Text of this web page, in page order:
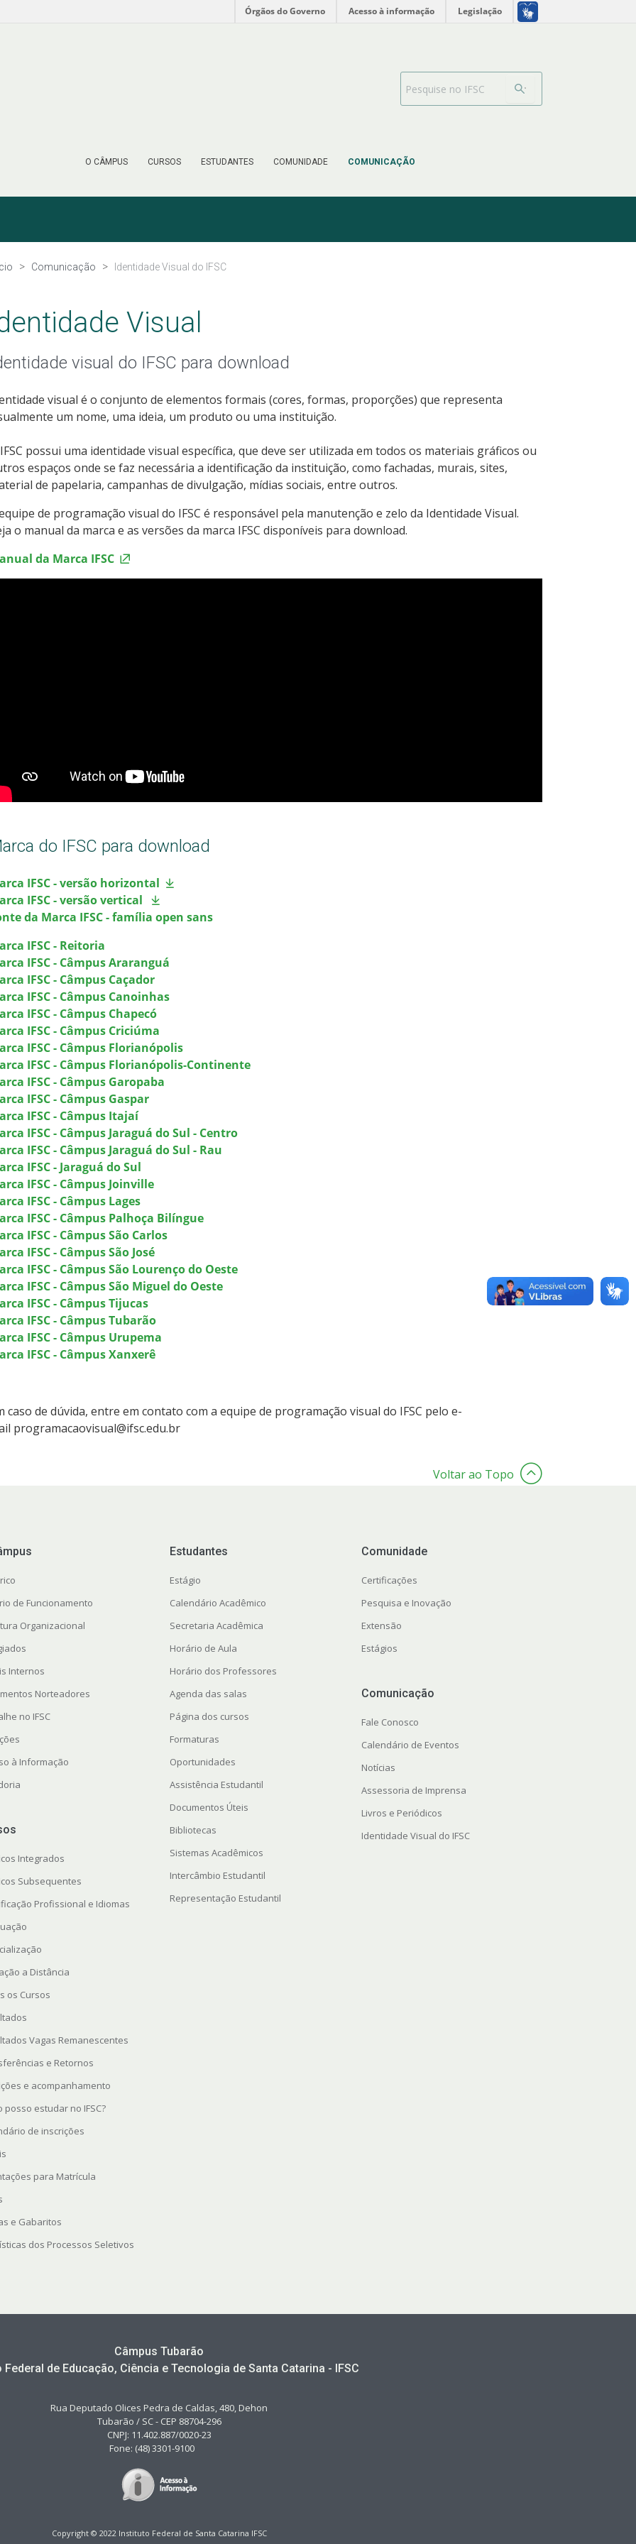
Órgãos do Governo Acesso à informação Legislação
O CÂMPUS CURSOS ESTUDANTES COMUNIDADE COMUNICAÇÃO
Search Bar
Comunicação Identidade Visual do IFSC
Visual
visual do IFSC para download
visual é o conjunto de elementos formais (cores, formas, proporções) que representa
um nome, uma ideia, um produto ou uma instituição.
possui uma identidade visual específica, que deve ser utilizada em todos os materiais gráficos ou
espaços onde se faz necessária a identificação da instituição, como fachadas, murais, sites,
de papelaria, campanhas de divulgação, mídias sociais, entre outros.
de programação visual do IFSC é responsável pela manutenção e zelo da Identidade Visual.
o manual da marca e as versões da marca IFSC disponíveis para download.
da Marca IFSC
do IFSC para download
IFSC - versão horizontal
IFSC - versão vertical
da Marca IFSC - família open sans
IFSC - Reitoria
IFSC - Câmpus Araranguá
IFSC - Câmpus Caçador
IFSC - Câmpus Canoinhas
IFSC - Câmpus Chapecó
IFSC - Câmpus Criciúma
IFSC - Câmpus Florianópolis
IFSC - Câmpus Florianópolis-Continente
IFSC - Câmpus Garopaba
IFSC - Câmpus Gaspar
IFSC - Câmpus Itajaí
IFSC - Câmpus Jaraguá do Sul - Centro
IFSC - Câmpus Jaraguá do Sul - Rau
IFSC - Jaraguá do Sul
IFSC - Câmpus Joinville
IFSC - Câmpus Lages
IFSC - Câmpus Palhoça Bilíngue
IFSC - Câmpus São Carlos
IFSC - Câmpus São José
IFSC - Câmpus São Lourenço do Oeste
IFSC - Câmpus São Miguel do Oeste
IFSC - Câmpus Tijucas
IFSC - Câmpus Tubarão
IFSC - Câmpus Urupema
IFSC - Câmpus Xanxerê
caso de dúvida, entre em contato com a equipe de programação visual do IFSC pelo e-
programacaovisual@ifsc.edu.br
Voltar ao Topo
de Funcionamento
Organizacional
Internos
Norteadores
no IFSC
à Informação
Integrados
Subsequentes
Profissional e Idiomas
a Distância
os Cursos
Vagas Remanescentes
e Retornos
e acompanhamento
posso estudar no IFSC?
de inscrições
para Matrícula
e Gabaritos
dos Processos Seletivos
Estudantes
Estágio
Calendário Acadêmico
Secretaria Acadêmica
Horário de Aula
Horário dos Professores
Agenda das salas
Página dos cursos
Formaturas
Oportunidades
Assistência Estudantil
Documentos Úteis
Bibliotecas
Sistemas Acadêmicos
Intercâmbio Estudantil
Representação Estudantil
Comunidade
Certificações
Pesquisa e Inovação
Extensão
Estágios
Comunicação
Fale Conosco
Calendário de Eventos
Notícias
Assessoria de Imprensa
Livros e Periódicos
Identidade Visual do IFSC
Câmpus Tubarão
Federal de Educação, Ciência e Tecnologia de Santa Catarina - IFSC
Rua Deputado Olices Pedra de Caldas, 480, Dehon
Tubarão / SC - CEP 88704-296
CNPJ: 11.402.887/0020-23
Fone: (48) 3301-9100
Copyright © 2022 Instituto Federal de Santa Catarina IFSC